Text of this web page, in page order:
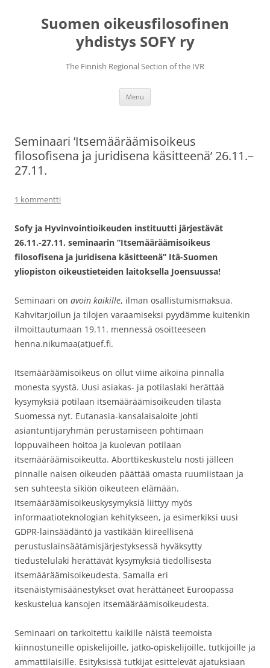
contentSuomen oikeusfilosofinen
yhdistys SOFY ry
The Finnish Regional Section of the IVR
Menu
Seminaari ’Itsemääräämisoikeus
filosofisena ja juridisena käsitteenä’ 26.11.–
27.11.
1 kommentti
Sofy ja Hyvinvointioikeuden instituutti järjestävät
26.11.-27.11. seminaarin ”Itsemääräämisoikeus
filosofisena ja juridisena käsitteenä” Itä-Suomen
yliopiston oikeustieteiden laitoksella Joensuussa!
Seminaari on avoin kaikille, ilman osallistumismaksua.
Kahvitarjoilun ja tilojen varaamiseksi pyydämme kuitenkin
ilmoittautumaan 19.11. mennessä osoitteeseen
henna.nikumaa(at)uef.fi.
Itsemääräämisoikeus on ollut viime aikoina pinnalla
monesta syystä. Uusi asiakas- ja potilaslaki herättää
kysymyksiä potilaan itsemääräämisoikeuden tilasta
Suomessa nyt. Eutanasia-kansalaisaloite johti
asiantuntijaryhmän perustamiseen pohtimaan
loppuvaiheen hoitoa ja kuolevan potilaan
itsemääräämisoikeutta. Aborttikeskustelu nosti jälleen
pinnalle naisen oikeuden päättää omasta ruumiistaan ja
sen suhteesta sikiön oikeuteen elämään.
Itsemääräämisoikeuskysymyksiä liittyy myös
informaatioteknologian kehitykseen, ja esimerkiksi uusi
GDPR-lainsäädäntö ja vastikään kiireellisenä
perustuslainsäätämisjärjestyksessä hyväksytty
tiedustelulaki herättävät kysymyksiä tiedollisesta
itsemääräämisoikeudesta. Samalla eri
itsenäistymisäänestykset ovat herättäneet Euroopassa
keskustelua kansojen itsemääräämisoikeudesta.
Seminaari on tarkoitettu kaikille näistä teemoista
kiinnostuneille opiskelijoille, jatko-opiskelijoille, tutkijoille ja
ammattilaisille. Esityksissä tutkijat esittelevät ajatuksiaan